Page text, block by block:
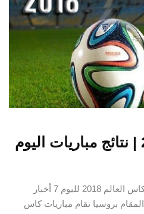
كاس العالم 2018 | نتائج مباريات اليوم
العرض المباشر لنتائج مباريات كاس العالم 2018 لليوم 7 أخبار
مباريات فيفا كأس العالم 2018 المقام بروسيا تقام مباريات كاس